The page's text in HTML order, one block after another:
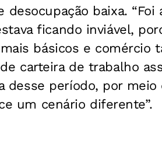
baixa. “Foi
ficando inviável,
básicos e comércio
carteira de trabalho
desse período, por meio
um cenário diferente”.